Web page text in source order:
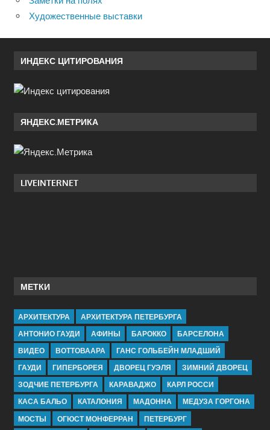
Художественные выставки
ИНДЕКС ЦИТИРОВАНИЯ
ЯНДЕКС.МЕТРИКА
LIVEINTERNET
МЕТКИ
АРХИТЕКТУРА
АРХИТЕКТУРА ПЕТЕРБУРГА
АНТОНИО ГАУДИ
АФИНЫ БАРОККО
БАРСЕЛОНА
ВИДЕО
ВОТТОВААРА
ГАНС ГОЛЬБЕЙН МЛАДШИЙ
ГАУДИ
ГИПЕРБОРЕЯ ДВОРЕЦ ГУЭЛЯ
ЗИМНИЙ ДВОРЕЦ
ЗОДЧИЕ ПЕТЕРБУРГА
КАРАВАДЖО
КАРЛ РОССИ
КАСА БАЛЬО
КАТАЛОНИЯ МАДОННА
МЕДУЗА ГОРГОНА
МОСТЫ
ОГЮСТ МОНФЕРРАН ПЕТЕРБУРГ